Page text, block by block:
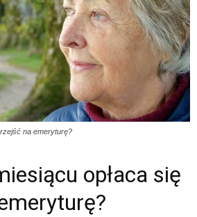
na emeryturę?
opłaca się